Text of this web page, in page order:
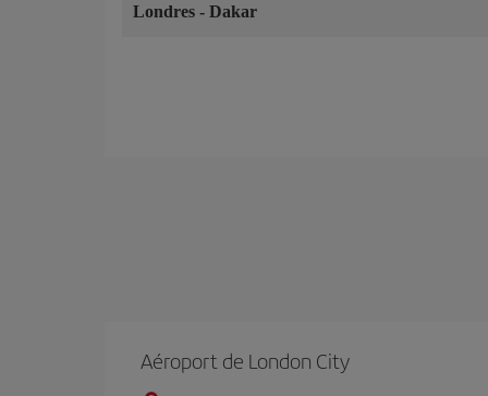
Londres - Dakar
Aéroport de London City